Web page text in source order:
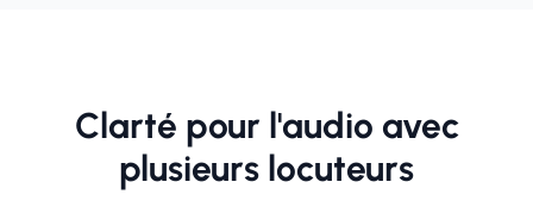
Clarté pour l'audio avec
plusieurs locuteurs